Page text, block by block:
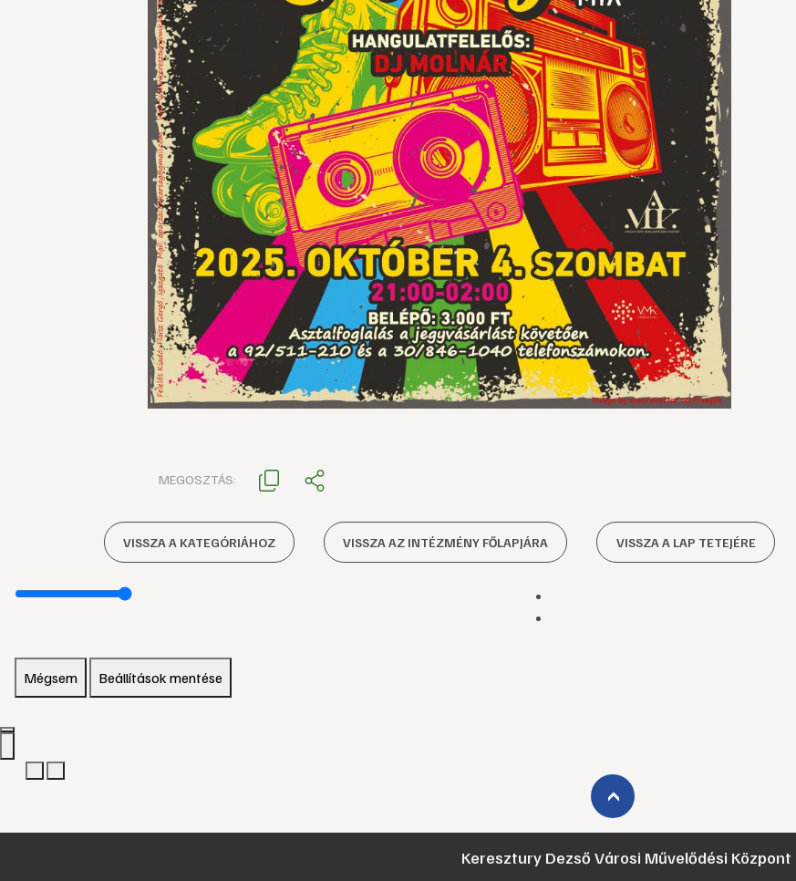
MEGOSZTÁS:
VISSZA A KATEGÓRIÁHOZ VISSZA AZ INTÉZMÉNY FŐLAPJÁRA VISSZA A LAP TETEJÉRE
Mégsem Beállítások mentése
›
Keresztury Dezső Városi Művelődési Központ